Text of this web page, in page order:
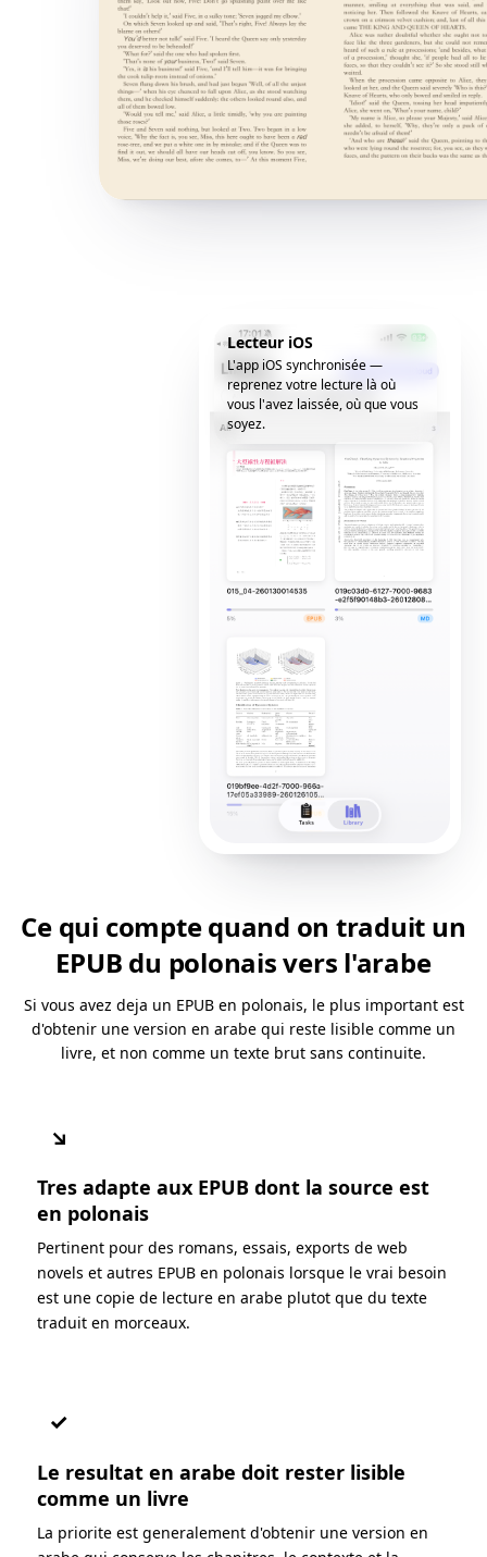
Lecteur iOS
L'app iOS synchronisée —
reprenez votre lecture là où
vous l'avez laissée, où que vous
soyez.
Ce qui compte quand on traduit un
EPUB du polonais vers l'arabe
Si vous avez deja un EPUB en polonais, le plus important est
d'obtenir une version en arabe qui reste lisible comme un
livre, et non comme un texte brut sans continuite.
↘
Tres adapte aux EPUB dont la source est
en polonais
Pertinent pour des romans, essais, exports de web
novels et autres EPUB en polonais lorsque le vrai besoin
est une copie de lecture en arabe plutot que du texte
traduit en morceaux.
✓
Le resultat en arabe doit rester lisible
comme un livre
La priorite est generalement d'obtenir une version en